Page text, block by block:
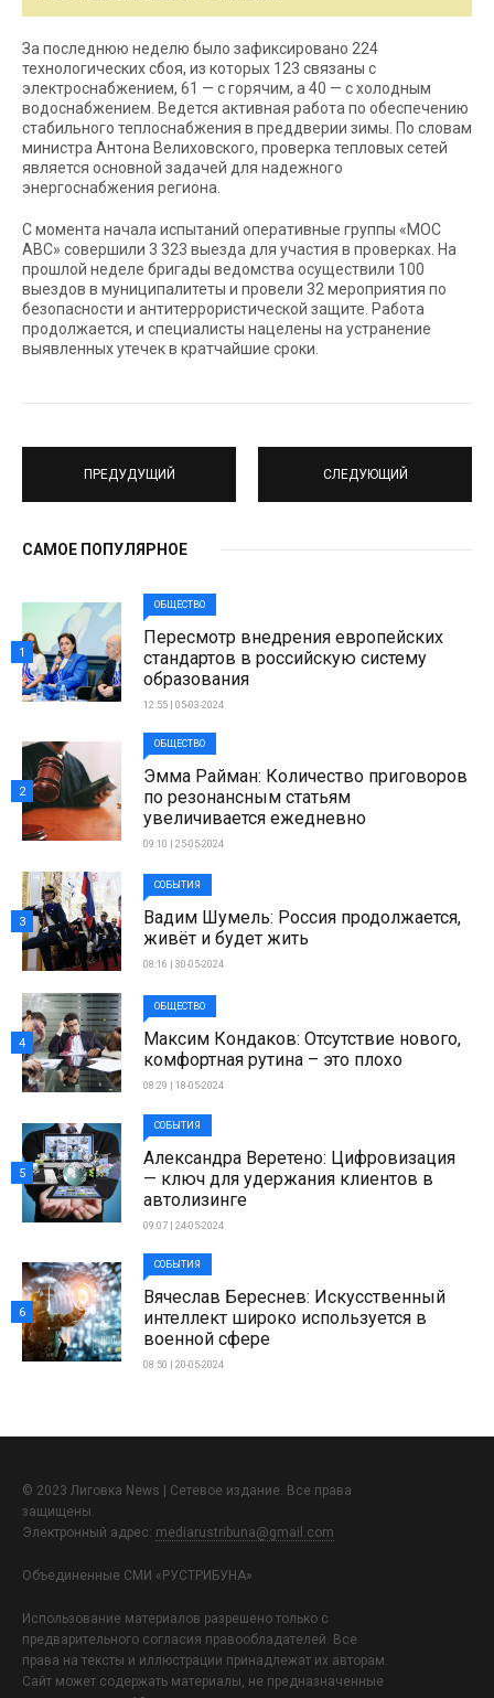
За последнюю неделю было зафиксировано 224
технологических сбоя, из которых 123 связаны с
электроснабжением, 61 — с горячим, а 40 — с холодным
водоснабжением. Ведется активная работа по обеспечению
стабильного теплоснабжения в преддверии зимы. По словам
министра Антона Велиховского, проверка тепловых сетей
является основной задачей для надежного
энергоснабжения региона.
С момента начала испытаний оперативные группы «МОС
АВС» совершили 3 323 выезда для участия в проверках. На
прошлой неделе бригады ведомства осуществили 100
выездов в муниципалитеты и провели 32 мероприятия по
безопасности и антитеррористической защите. Работа
продолжается, и специалисты нацелены на устранение
выявленных утечек в кратчайшие сроки.
ПРЕДУДУЩИЙ СЛЕДУЮЩИЙ
САМОЕ ПОПУЛЯРНОЕ
ОБЩЕСТВО
Пересмотр внедрения европейских
стандартов в российскую систему
образования
12:55 | 05-03-2024
1
ОБЩЕСТВО
Эмма Райман: Количество приговоров
по резонансным статьям
увеличивается ежедневно
09:10 | 25-05-2024
2
СОБЫТИЯ
Вадим Шумель: Россия продолжается,
живёт и будет жить
08:16 | 30-05-2024
3
ОБЩЕСТВО
Максим Кондаков: Отсутствие нового,
комфортная рутина – это плохо
08:29 | 18-05-2024
4
СОБЫТИЯ
Александра Веретено: Цифровизация
— ключ для удержания клиентов в
автолизинге
09:07 | 24-05-2024
5
СОБЫТИЯ
Вячеслав Береснев: Искусственный
интеллект широко используется в
военной сфере
08:50 | 20-05-2024
6
© 2023 Лиговка News | Сетевое издание. Все права
защищены.
Электронный адрес: mediarustribuna@gmail.com
Объединенные СМИ «РУСТРИБУНА»
Использование материалов разрешено только с
предварительного согласия правообладателей. Все
права на тексты и иллюстрации принадлежат их авторам.
Сайт может содержать материалы, не предназначенные